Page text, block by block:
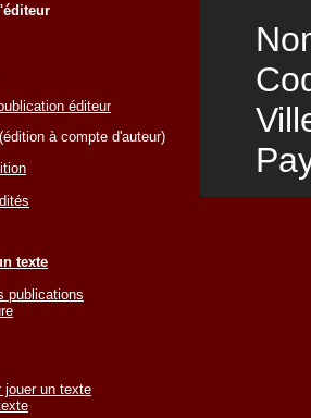
éditeur
(édition à compte d'auteur)
texte
publications
jouer un texte